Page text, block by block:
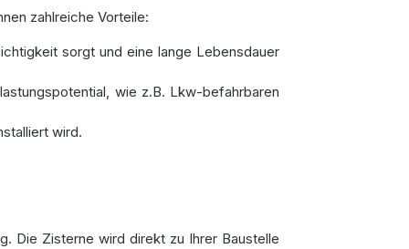
zahlreiche Vorteile:
sorgt und eine lange Lebensdauer
wie z.B. Lkw-befahrbaren
wird.
Die Zisterne wird direkt zu Ihrer Baustelle